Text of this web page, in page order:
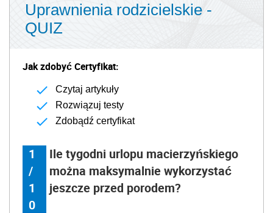
Uprawnienia rodzicielskie -
QUIZ
Jak zdobyć Certyfikat:
Rozwiązuj testy
Zdobądź certyfikat
1